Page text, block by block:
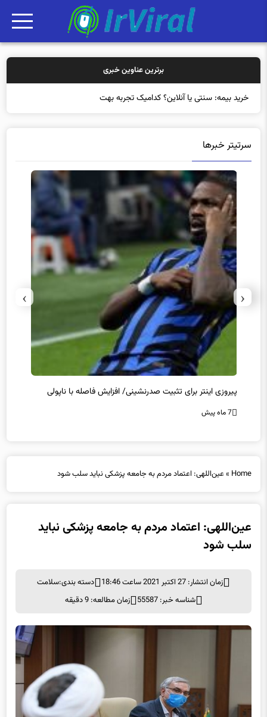
برترین عناوین خبری
خرید بیمه: سنتی یا آنلاین؟ کدامیک تجربه بهتری برای مشتری
سرتیتر خبرها
پیروزی اینتر برای تثبیت صدرنشینی/ افزایش فاصله با ناپولی
7 ماه پیش
‹
›
Home
»عین‌اللهی: اعتماد مردم به جامعه پزشکی نباید سلب شود
عین‌اللهی: اعتماد مردم به جامعه پزشکی نباید
سلب شود
زمان انتشار: 27 اکتبر 2021 ساعت 18:46 دسته بندی:سلامت
شناسه خبر: 55587
زمان مطالعه: 9 دقیقه